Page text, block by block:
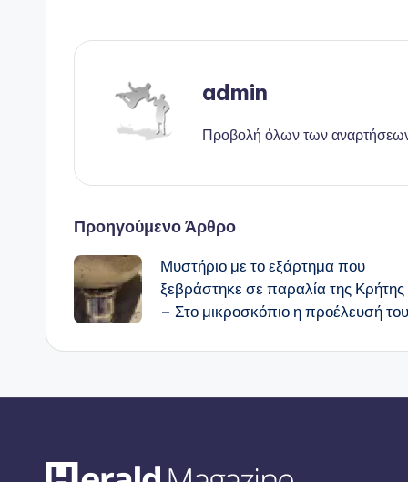
admin
Προβολή όλων των
Πλοήγηση
δημοσιεύσεων
Προηγούμενο Άρθρο
Μυστήριο με το εξάρτημα που
ξεβράστηκε σε παραλία της Κρήτης
– Στο μικροσκόπιο η προέλευσή του